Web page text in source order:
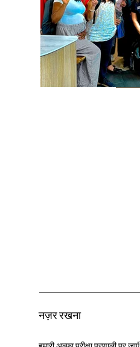
नज़र रखना